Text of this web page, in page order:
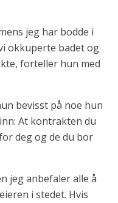
jeg har bodde i
okkuperte badet og
forteller hun med
bevisst på noe hun
At kontrakten du
deg og de du bor
jeg anbefaler alle å
i stedet. Hvis